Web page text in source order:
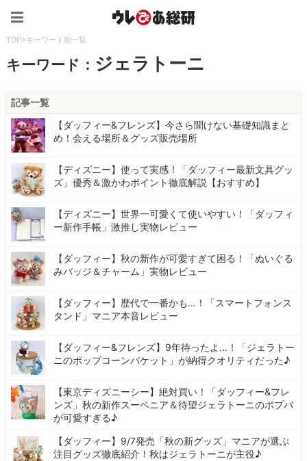
TOP>キーワード別一覧
キーワード： ジェラトーニ
記事一覧
【ダッフィー&フレンズ】今さら聞けない基礎知識まと
め！会える場所＆グッズ販売場所
【ディズニー】使って実感！「ダッフィー最新文具グッ
ズ」優秀＆激かわポイント徹底解説【おすすめ】
【ディズニー】世界一可愛くて使いやすい！「ダッフィ
ー新作手帳」激推し実物レビュー
【ダッフィー】秋の新作が可愛すぎて困る！「ぬいぐる
みバッジ＆チャーム」実物レビュー
【ダッフィー】歴代で一番かも…！「スマートフォンス
タンド」マニア本音レビュー
【ダッフィー&フレンズ】9年待ったよ…！「ジェラトー
ニのポップコーンバケット」が納得クオリティだった♪
【東京ディズニーシー】絶対買い！「ダッフィー&フレ
ンズ」秋の新作スーベニア＆待望ジェラトーニのポプバ
が可愛すぎる♪
【ダッフィー】9/7発売「秋の新グッズ」マニアが選ぶ
注目グッズ徹底紹介！秋はジェラトーニが主役♪